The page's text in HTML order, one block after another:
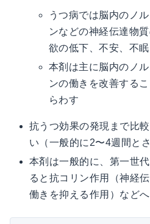
うつ病では脳内のノ
ンなどの神経伝達物
欲の低下、不安、不
本剤は主に脳内のノ
ンの働きを改善する
らわす
抗うつ効果の発現まで比
い（一般的に2〜4週間とさ
本剤は一般的に、第一世
ると抗コリン作用（神経
働きを抑える作用）など